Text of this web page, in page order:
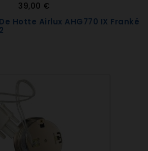
39,00 €
Hotte Airlux AHG770 IX Franké